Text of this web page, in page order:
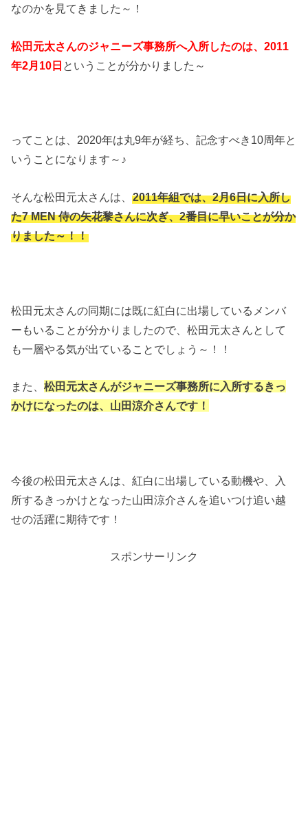
なのかを見てきました～！
松田元太さんのジャニーズ事務所へ入所したのは、2011
年2月10日 ということが分かりました～
ってことは、2020年は丸9年が経ち、記念すべき10周年と
いうことになります～♪
そんな松田元太さんは、2011年組では、2月6日に入所し
た7 MEN 侍の矢花黎さんに次ぎ、2番目に早いことが分か
りました～！！
松田元太さんの同期には既に紅白に出場しているメンバ
ーもいることが分かりましたので、松田元太さんとして
も一層やる気が出ていることでしょう～！！
また、松田元太さんがジャニーズ事務所に入所するきっ
かけになったのは、山田涼介さんです！
今後の松田元太さんは、紅白に出場している動機や、入
所するきっかけとなった山田涼介さんを追いつけ追い越
せの活躍に期待です！
スポンサーリンク